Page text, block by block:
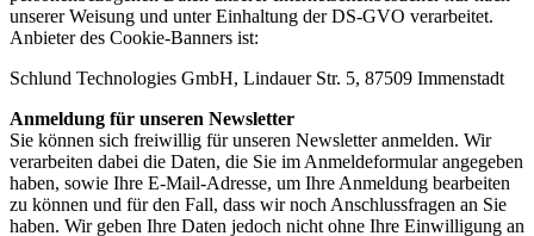
unserer Weisung und unter Einhaltung der DS-GVO verarbeitet.
Anbieter des Cookie-Banners ist:
Schlund Technologies GmbH, Lindauer Str. 5, 87509 Immenstadt
Anmeldung für unseren Newsletter
Sie können sich freiwillig für unseren Newsletter anmelden. Wir
verarbeiten dabei die Daten, die Sie im Anmeldeformular angegeben
haben, sowie Ihre E-Mail-Adresse, um Ihre Anmeldung bearbeiten
zu können und für den Fall, dass wir noch Anschlussfragen an Sie
haben. Wir geben Ihre Daten jedoch nicht ohne Ihre Einwilligung an